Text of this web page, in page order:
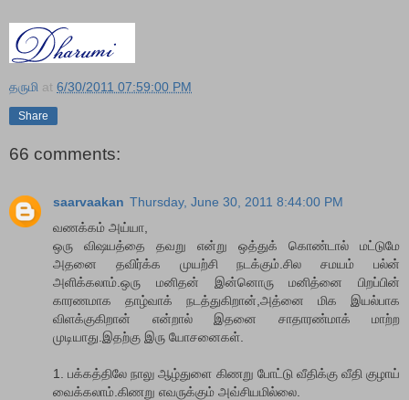
தருமி at 6/30/2011 07:59:00 PM
Share
66 comments:
saarvaakan Thursday, June 30, 2011 8:44:00 PM
வணக்கம் அய்யா,
ஒரு விஷயத்தை தவறு என்று ஒத்துக் கொண்டால் மட்டுமே
அதனை தவிர்க்க முயற்சி நடக்கும்.சில சமயம் பல்ன்
அளிக்கலாம்.ஒரு மனிதன் இன்னொரு மனித்னை பிறப்பின்
காரணமாக தாழ்வாக் நடத்துகிறான்,அத்னை மிக இயல்பாக
விளக்குகிறான் என்றால் இதனை சாதாரண்மாக் மாற்ற
முடியாது.இதற்கு இரு யோசனைகள்.
1. பக்கத்திலே நாலு ஆழ்துளை கிணறு போட்டு வீதிக்கு வீதி குழாய்
வைக்கலாம்.கிணறு எவருக்கும் அவ்சியமில்லை.